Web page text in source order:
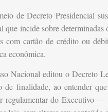
de Decreto Presidencial
incide sobre determinadas
com cartão de crédito ou
econômica.
Nacional editou o Decreto
finalidade, ao entender
regulamentar do Executivo